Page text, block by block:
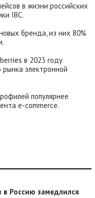
в жизни российских
IBC.
бренда, из них 80%
в 2023 году
рынка электронной
популярнее
e-commerce.
Россию замедлился